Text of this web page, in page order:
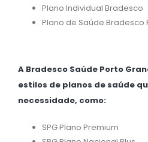
Plano Individual Bradesco
Plano de Saúde Bradesco
A Bradesco Saúde Porto
estilos de planos de saúde
necessidade, como:
SPG Plano Premium